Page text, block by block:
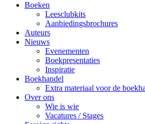
Boeken
Leesclubkits
Aanbiedingsbrochures
Auteurs
Nieuws
Evenementen
Boekpresentaties
Inspiratie
Boekhandel
Extra materiaal voor de
Over ons
Wie is wie
Vacatures / Stages